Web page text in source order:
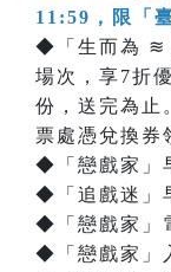
11:59，限「
◆「生而為 ≋
場次，享7折
份，送完為止
票處憑兌換券
◆「戀戲家」
◆「追戲迷」
◆「戀戲家」
◆「戀戲家」